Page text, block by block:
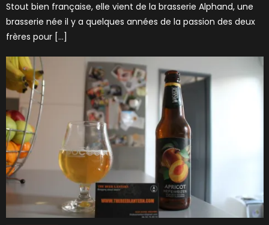
Stout bien française, elle vient de la brasserie Alphand, une
brasserie née il y a quelques années de la passion des deux
frères pour […]